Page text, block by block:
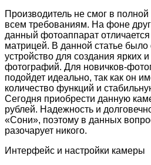
Производитель не смог в
всем требованиям. На фоне
данный фотоаппарат отличается
матрицей. В данной статье
устройство для создания ярких
фотографий. Для новичков-
подойдет идеально, так как он
количество функций и
Сегодня приобрести данную
рублей. Надежность и
«Сони», поэтому в данных
разочарует никого.
Интерфейс и настройки камеры